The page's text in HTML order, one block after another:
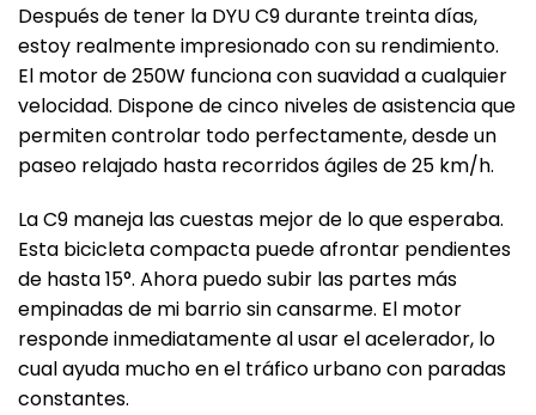
Después de tener la DYU C9 durante treinta días,
estoy realmente impresionado con su rendimiento.
El motor de 250W funciona con suavidad a cualquier
velocidad. Dispone de cinco niveles de asistencia que
permiten controlar todo perfectamente, desde un
paseo relajado hasta recorridos ágiles de 25 km/h.
La C9 maneja las cuestas mejor de lo que esperaba.
Esta bicicleta compacta puede afrontar pendientes
de hasta 15°. Ahora puedo subir las partes más
empinadas de mi barrio sin cansarme. El motor
responde inmediatamente al usar el acelerador, lo
cual ayuda mucho en el tráfico urbano con paradas
constantes.